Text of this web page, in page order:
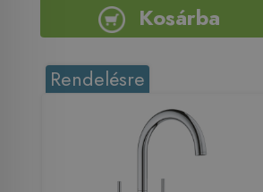
Kosárba
Rendelésre